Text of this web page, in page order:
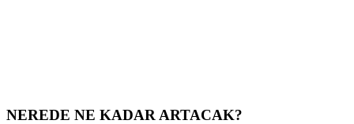
NEREDE NE KADAR ARTACAK?